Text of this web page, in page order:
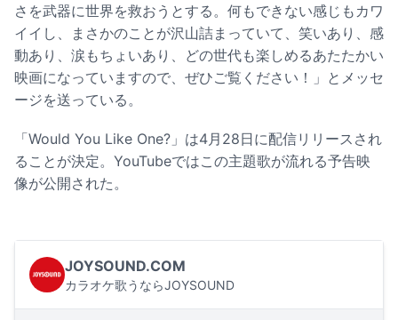
さを武器に世界を救おうとする。何もできない感じもカワ
イイし、まさかのことが沢山詰まっていて、笑いあり、感
動あり、涙もちょいあり、どの世代も楽しめるあたたかい
映画になっていますので、ぜひご覧ください！」とメッセ
ージを送っている。
「Would You Like One?」は4月28日に配信リリースされ
ることが決定。YouTubeではこの主題歌が流れる予告映
像が公開された。
JOYSOUND.COM
カラオケ歌うならJOYSOUND